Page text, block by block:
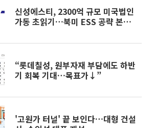
신성에스티, 2300억 규모 미국법인
가동 초읽기…북미 ESS 공략 본격
“롯데칠성, 원부자재 부담에도 하반
기 회복 기대…목표가↓”
'고원가 터널' 끝 보인다…대형 건설